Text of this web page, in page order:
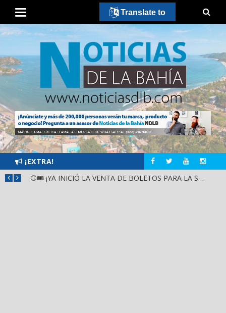
¡EXTRA!
⚾🎟️ ¡YA INICIÓ LA VENTA DE BOLETOS PARA LA SERIE DEL CARIBE KIDS NAYARIT 2026!
Translate to